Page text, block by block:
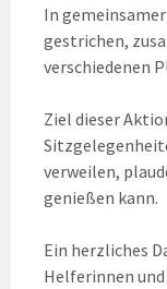
In
gestrichen,
verschiedenen
Ziel dieser
verweilen,
genießen kann.
Ein herzliches
Helferinnen